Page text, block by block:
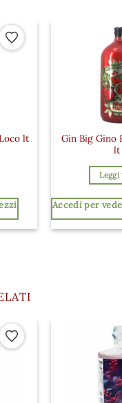
Aggiungi ai preferiti
lt
Gin Big Gino
lt
Accedi per
Aggiungi ai preferiti